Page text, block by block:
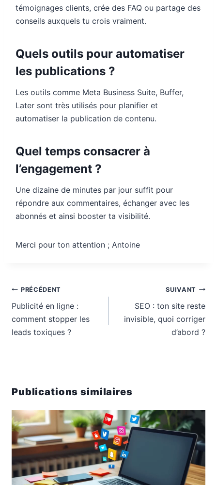
témoignages clients, crée des FAQ ou partage des
conseils auxquels tu crois vraiment.
Quels outils pour automatiser
les publications ?
Les outils comme Meta Business Suite, Buffer,
Later sont très utilisés pour planifier et
automatiser la publication de contenu.
Quel temps consacrer à
l’engagement ?
Une dizaine de minutes par jour suffit pour
répondre aux commentaires, échanger avec les
abonnés et ainsi booster ta visibilité.
Merci pour ton attention ; Antoine
Navigation
de
PRÉCÉDENT
Publicité en ligne :
comment stopper les
leads toxiques ?
SUIVANT
SEO : ton site reste
invisible, quoi corriger
d’abord ?
Publications similaires